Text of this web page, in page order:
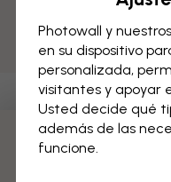
Photowall y
en su dispositivo
personalizada,
visitantes y apoyar
Usted decide qué
además de las
funcione.